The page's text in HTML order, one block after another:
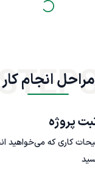
مراحل انجام کار
STEPS
کاری که می‌خواهید